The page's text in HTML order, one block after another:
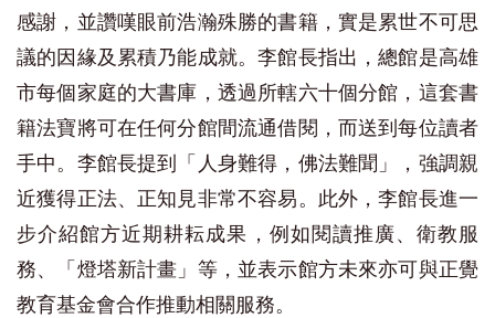
感謝，並讚嘆眼前浩瀚殊勝的書籍，實是累世不可思
議的因緣及累積乃能成就。李館長指出，總館是高雄
市每個家庭的大書庫，透過所轄六十個分館，這套書
籍法寶將可在任何分館間流通借閱，而送到每位讀者
手中。李館長提到「人身難得，佛法難聞」，強調親
近獲得正法、正知見非常不容易。此外，李館長進一
步介紹館方近期耕耘成果，例如閱讀推廣、衛教服
務、「燈塔新計畫」等，並表示館方未來亦可與正覺
教育基金會合作推動相關服務。